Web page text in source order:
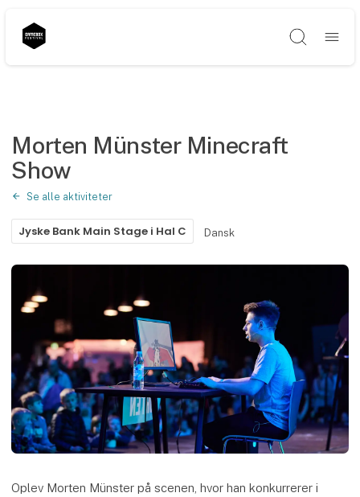
Søg
Morten Münster Minecraft
Show
Se alle aktiviteter
Jyske Bank Main Stage i Hal C Dansk
Oplev Morten Münster på scenen, hvor han konkurrerer i